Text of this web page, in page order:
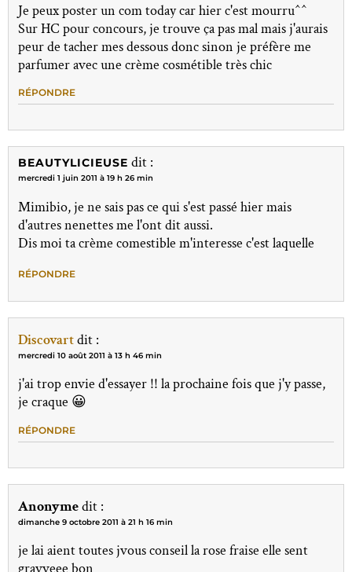
Je peux poster un com today car hier c'est mourru^^
Sur HC pour concours, je trouve ça pas mal mais j'aurais
peur de tacher mes dessous donc sinon je préfère me
parfumer avec une crème cosmétible très chic
RÉPONDRE
BEAUTYLICIEUSE dit :
mercredi 1 juin 2011 à 19 h 26 min
Mimibio, je ne sais pas ce qui s'est passé hier mais
d'autres nenettes me l'ont dit aussi.
Dis moi ta crème comestible m'interesse c'est laquelle
RÉPONDRE
Discovartdit :
mercredi 10 août 2011 à 13 h 46 min
j'ai trop envie d'essayer !! la prochaine fois que j'y passe,
je craque 😀
RÉPONDRE
Anonymedit :
dimanche 9 octobre 2011 à 21 h 16 min
je lai aient toutes jvous conseil la rose fraise elle sent